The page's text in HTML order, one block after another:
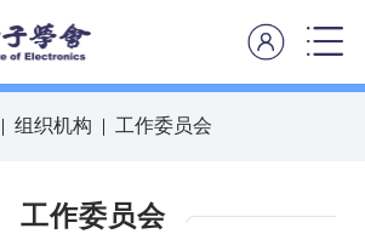
组织机构 工作委员会
工作委员会